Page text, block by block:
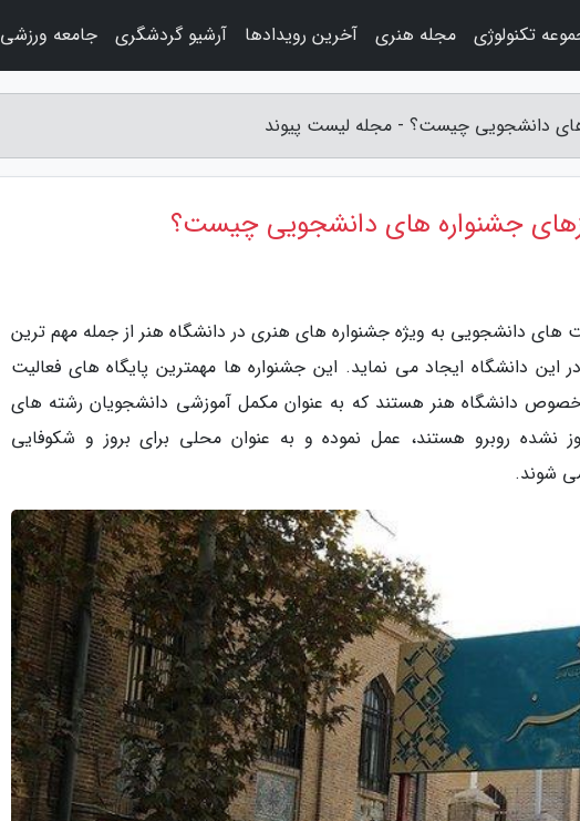
دانشجویی چیست؟ - مجله لیست پیوند
جشنواره های دانشجویی چیست؟
های دانشجویی به ویژه جشنواره های هنری در دانشگاه هنر از جمله مهم ترین
دانشگاه ایجاد می نماید. این جشنواره ها مهمترین پایگاه های فعالیت
دانشگاه هنر هستند که به عنوان مکمل آموزشی دانشجویان رشته های
روبرو هستند، عمل نموده و به عنوان محلی برای بروز و شکوفایی
شوند.
تکنولوژی مجله هنری آخرین رویدادها آرشیو گردشگری جامعه ورزشی